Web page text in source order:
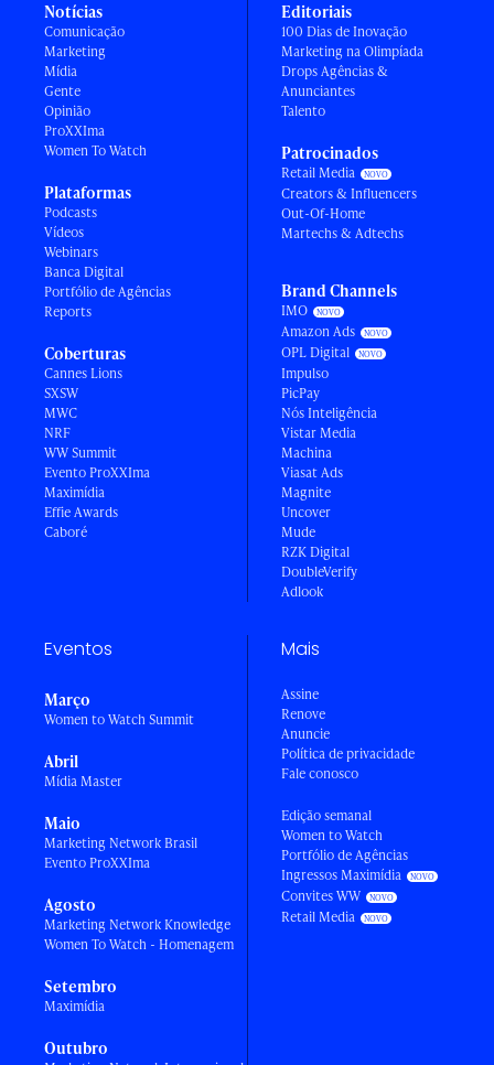
Notícias
Comunicação
Marketing
Mídia
Gente
Opinião
ProXXIma
Women To Watch
Plataformas
Podcasts
Vídeos
Webinars
Banca Digital
Portfólio de Agências
Reports
Coberturas
Cannes Lions
SXSW
MWC
NRF
WW Summit
Evento ProXXIma
Maximídia
Effie Awards
Caboré
Editoriais
100 Dias de Inovação
Marketing na Olimpíada
Drops Agências &
Anunciantes
Talento
Patrocinados
Retail Media
Creators & Influencers
Out-Of-Home
Martechs & Adtechs
Brand Channels
IMO
Amazon Ads
OPL Digital
Impulso
PicPay
Nós Inteligência
Vistar Media
Machina
Viasat Ads
Magnite
Uncover
Mude
RZK Digital
DoubleVerify
Adlook
Eventos
Março
Women to Watch Summit
Abril
Mídia Master
Maio
Marketing Network Brasil
Evento ProXXIma
Agosto
Marketing Network Knowledge
Women To Watch - Homenagem
Setembro
Maximídia
Outubro
Mais
Assine
Renove
Anuncie
Política de privacidade
Fale conosco
Edição semanal
Women to Watch
Portfólio de Agências
Ingressos Maximídia
Convites WW
Retail Media